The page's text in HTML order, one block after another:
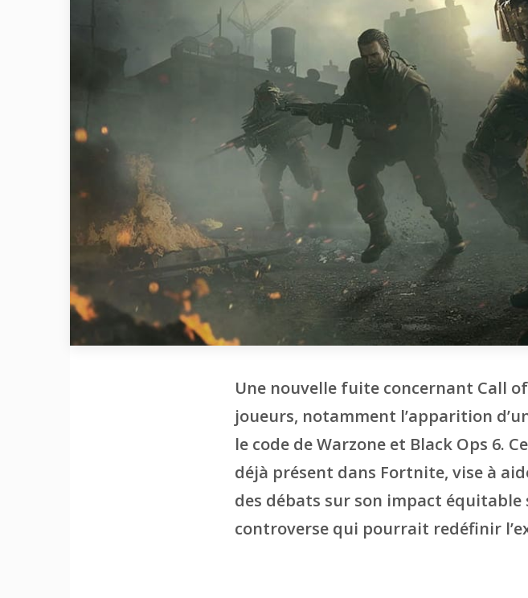
Une nouvelle fuite concernant Call
joueurs, notamment l’apparition
le code de Warzone et Black Ops 6.
déjà présent dans Fortnite, vise à
des débats sur son impact
controverse qui pourrait redéfinir